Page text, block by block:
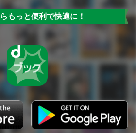
もっと便利で快適に！